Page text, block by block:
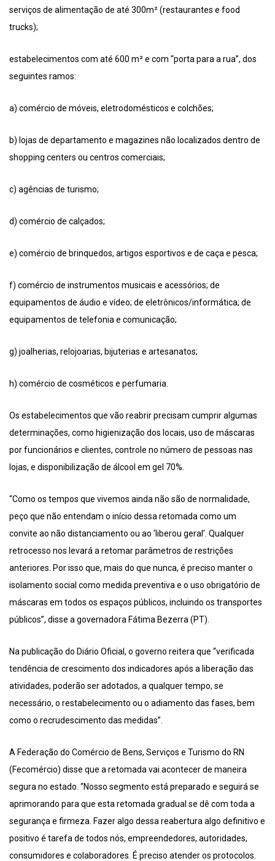
serviços de alimentação de até 300m² (restaurantes e food
trucks);
estabelecimentos com até 600 m² e com “porta para a rua”, dos
seguintes ramos:
a) comércio de móveis, eletrodomésticos e colchões;
b) lojas de departamento e magazines não localizados dentro de
shopping centers ou centros comerciais;
c) agências de turismo;
d) comércio de calçados;
e) comércio de brinquedos, artigos esportivos e de caça e pesca;
f) comércio de instrumentos musicais e acessórios; de
equipamentos de áudio e vídeo; de eletrônicos/informática; de
equipamentos de telefonia e comunicação;
g) joalherias, relojoarias, bijuterias e artesanatos;
h) comércio de cosméticos e perfumaria.
Os estabelecimentos que vão reabrir precisam cumprir algumas
determinações, como higienização dos locais, uso de máscaras
por funcionários e clientes, controle no número de pessoas nas
lojas, e disponibilização de álcool em gel 70%.
“Como os tempos que vivemos ainda não são de normalidade,
peço que não entendam o início dessa retomada como um
convite ao não distanciamento ou ao ‘liberou geral’. Qualquer
retrocesso nos levará a retomar parâmetros de restrições
anteriores. Por isso que, mais do que nunca, é preciso manter o
isolamento social como medida preventiva e o uso obrigatório de
máscaras em todos os espaços públicos, incluindo os transportes
públicos”, disse a governadora Fátima Bezerra (PT).
Na publicação do Diário Oficial, o governo reitera que “verificada
tendência de crescimento dos indicadores após a liberação das
atividades, poderão ser adotados, a qualquer tempo, se
necessário, o restabelecimento ou o adiamento das fases, bem
como o recrudescimento das medidas”.
A Federação do Comércio de Bens, Serviços e Turismo do RN
(Fecomércio) disse que a retomada vai acontecer de maneira
segura no estado. “Nosso segmento está preparado e seguirá se
aprimorando para que esta retomada gradual se dê com toda a
segurança e firmeza. Fazer algo dessa reabertura algo definitivo e
positivo é tarefa de todos nós, empreendedores, autoridades,
consumidores e colaboradores. É preciso atender os protocolos.